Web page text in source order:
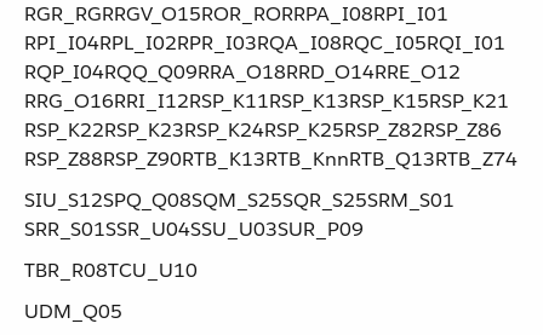
RGR_RGR​ ​RGV_O15​ ​ROR_ROR​ ​RPA_I08​ ​RPI_I01​ ​
RPI_I04​ ​RPL_I02​ ​RPR_I03​ ​RQA_I08​ ​RQC_I05​ ​RQI_I01​ ​
RQP_I04​ ​RQQ_Q09​ ​RRA_O18​ ​RRD_O14​ ​RRE_O12​ ​
RRG_O16​ ​RRI_I12​ ​RSP_K11​ ​RSP_K13​ ​RSP_K15​ ​RSP_K21​ ​
RSP_K22​ ​RSP_K23​ ​RSP_K24​ ​RSP_K25​ ​RSP_Z82​ ​RSP_Z86​ ​
RSP_Z88​ ​RSP_Z90​ ​RTB_K13​ ​RTB_K​nn ​RTB_Q13​ ​RTB_Z74
SIU_S12​ ​SPQ_Q08​ ​SQM_S25​ ​SQR_S25​ ​SRM_S01​ ​
SRR_S01​ ​SSR_U04​ ​SSU_U03​ ​SUR_P09
TBR_R08​ ​TCU_U10
UDM_Q05